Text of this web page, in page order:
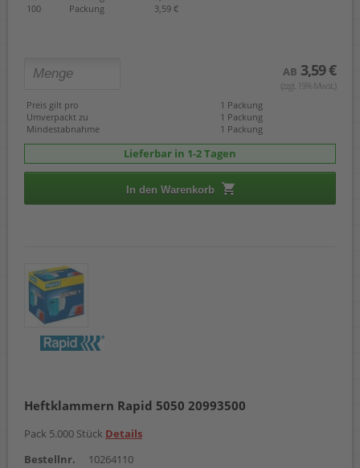
Rapid 5080
Rapid Duax
Rapid Optima 56
Rapid Optima HD70
Rexel HD70
Rexel Bambi
Ricoh K
100
Packung 3,59 €
AB 3,59 €
(zzgl. 19% Mwst.)
Preis gilt pro
1 Packung
Umverpackt zu
1 Packung
Mindestabnahme
1 Packung
Lieferbar in 1-2 Tagen
In den Warenkorb
Heftklammern Rapid 5050 20993500
Pack 5.000 Stück Details
Bestellnr.
10264110